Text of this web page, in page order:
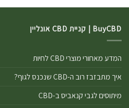
BuyCBD | קניית CBD אונליין
המדע מאחורי מוצרי CBD לחיות
איך מתבזבז רוב ה-CBD שנכנס לגוף?
מיתוסים לגבי קנאביס ב-CBD